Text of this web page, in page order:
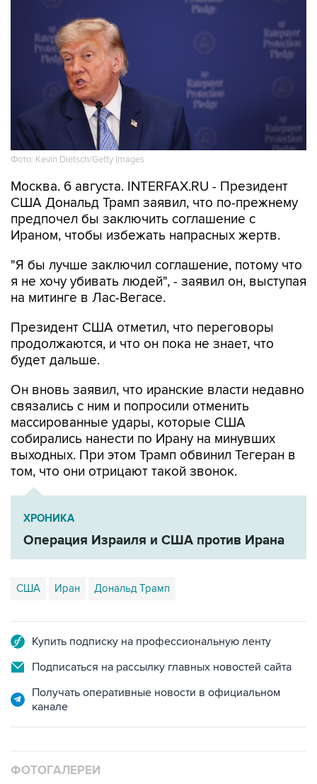
Фото: Kevin Dietsch/Getty Images
Москва. 6 августа. INTERFAX.RU - Президент
США Дональд Трамп заявил, что по-прежнему
предпочел бы заключить соглашение с
Ираном, чтобы избежать напрасных жертв.
"Я бы лучше заключил соглашение, потому что
я не хочу убивать людей", - заявил он, выступая
на митинге в Лас-Вегасе.
Президент США отметил, что переговоры
продолжаются, и что он пока не знает, что
будет дальше.
Он вновь заявил, что иранские власти недавно
связались с ним и попросили отменить
массированные удары, которые США
собирались нанести по Ирану на минувших
выходных. При этом Трамп обвинил Тегеран в
том, что они отрицают такой звонок.
ХРОНИКА
Операция Израиля и США против Ирана
США Иран Дональд Трамп
Купить подписку на профессиональную ленту
Подписаться на рассылку главных новостей сайта
Получать оперативные новости в официальном
канале
ФОТОГАЛЕРЕИ